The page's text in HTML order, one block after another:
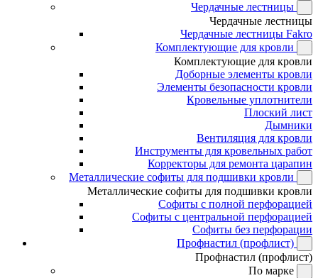
Чердачные лестницы
Чердачные лестницы
Чердачные лестницы Fakro
Комплектующие для кровли
Комплектующие для кровли
Доборные элементы кровли
Элементы безопасности кровли
Кровельные уплотнители
Плоский лист
Дымники
Вентиляция для кровли
Инструменты для кровельных работ
Корректоры для ремонта царапин
Металлические софиты для подшивки кровли
Металлические софиты для подшивки кровли
Софиты с полной перфорацией
Софиты с центральной перфорацией
Софиты без перфорации
Профнастил (профлист)
Профнастил (профлист)
По марке